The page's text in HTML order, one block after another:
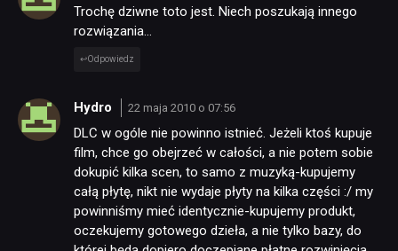
NEWSY
PUBLICYSTYKA
KULTURA
Trochę dziwne toto jest. Niech poszukają innego
rozwiązania…
Odpowiedz
Hydro 22 maja 2010 o 07:56
DLC w ogóle nie powinno istnieć. Jeżeli ktoś kupuje
film, chce go obejrzeć w całości, a nie potem sobie
dokupić kilka scen, to samo z muzyką-kupujemy
całą płytę, nikt nie wydaje płyty na kilka części :/ my
powinniśmy mieć identycznie-kupujemy produkt,
oczekujemy gotowego dzieła, a nie tylko bazy, do